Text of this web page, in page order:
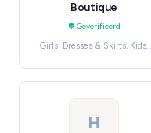
Boutique
Geverifieerd
Girls' Dresses & Skirts, Kids'
H